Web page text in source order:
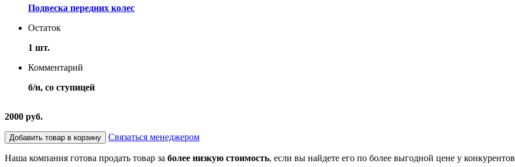
Подвеска передних колес
Остаток
1 шт.
Комментарий
б/н, со ступицей
2000 руб.
Добавить товар в корзину Связаться менеджером
Наша компания готова продать товар за более низкую стоимость, если вы найдете его по более выгодной цене у конкурентов